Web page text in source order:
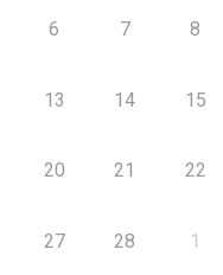
6 7 8
13 14 15
20 21 22
27 28 1